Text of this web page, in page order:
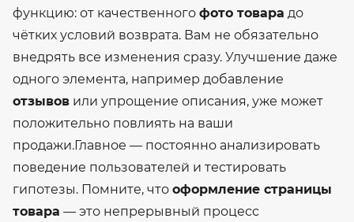
функцию: от качественного фото товара до
чётких условий возврата. Вам не обязательно
внедрять все изменения сразу. Улучшение даже
одного элемента, например добавление
отзывов или упрощение описания, уже может
положительно повлиять на ваши
продажи.Главное — постоянно анализировать
поведение пользователей и тестировать
гипотезы. Помните, что оформление страницы
товара — это непрерывный процесс